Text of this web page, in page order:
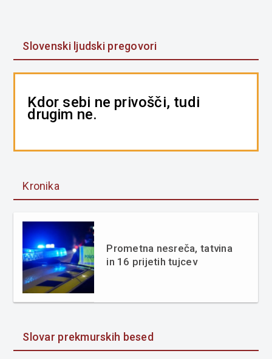
Slovenski ljudski pregovori
Kdor sebi ne privošči, tudi
drugim ne.
Kronika
Prometna nesreča, tatvina
in 16 prijetih tujcev
Slovar prekmurskih besed